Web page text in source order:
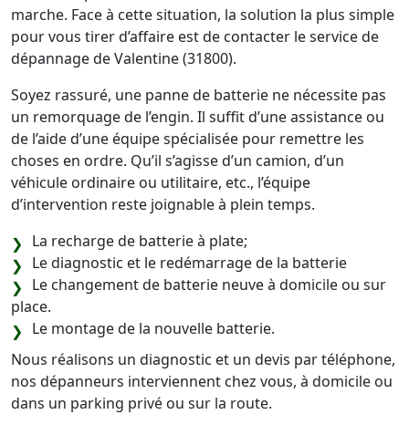
marche. Face à cette situation, la solution la plus simple
pour vous tirer d’affaire est de contacter le service de
dépannage de Valentine (31800).
Soyez rassuré, une panne de batterie ne nécessite pas
un remorquage de l’engin. Il suffit d’une assistance ou
de l’aide d’une équipe spécialisée pour remettre les
choses en ordre. Qu’il s’agisse d’un camion, d’un
véhicule ordinaire ou utilitaire, etc., l’équipe
d’intervention reste joignable à plein temps.
La recharge de batterie à plate;
Le diagnostic et le redémarrage de la batterie
Le changement de batterie neuve à domicile ou sur
place.
Le montage de la nouvelle batterie.
Nous réalisons un diagnostic et un devis par téléphone,
nos dépanneurs interviennent chez vous, à domicile ou
dans un parking privé ou sur la route.